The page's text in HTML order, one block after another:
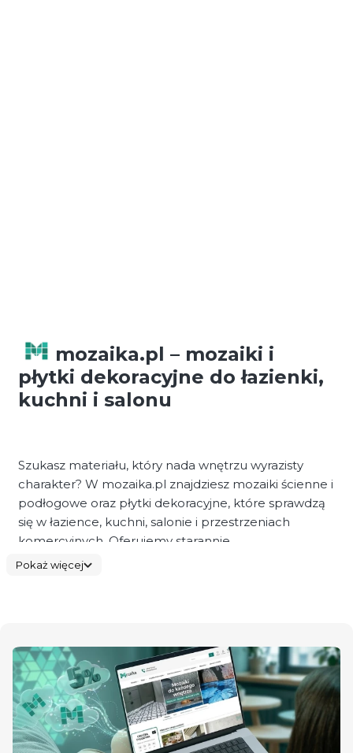
mozaika.pl – mozaiki i
płytki dekoracyjne do łazienki,
kuchni i salonu
Szukasz materiału, który nada wnętrzu wyrazisty
charakter? W mozaika.pl znajdziesz mozaiki ścienne i
podłogowe oraz płytki dekoracyjne, które sprawdzą
się w łazience, kuchni, salonie i przestrzeniach
komercyjnych. Oferujemy starannie
wyselekcjonowane kolekcje łączące design z
modele przeznaczone na podłogę. To rozwiązania
odporne na wilgoć, łatwe w utrzymaniu i
dopracowane technologicznie.
Pokaż więcej